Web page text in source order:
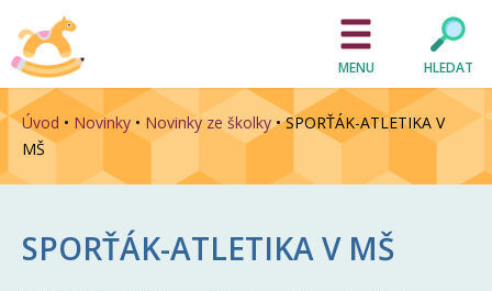
MENU HLEDAT
Úvod • Novinky • Novinky ze školky•SPORŤÁK-ATLETIKA V
MŠ
SPORŤÁK-ATLETIKA V MŠ